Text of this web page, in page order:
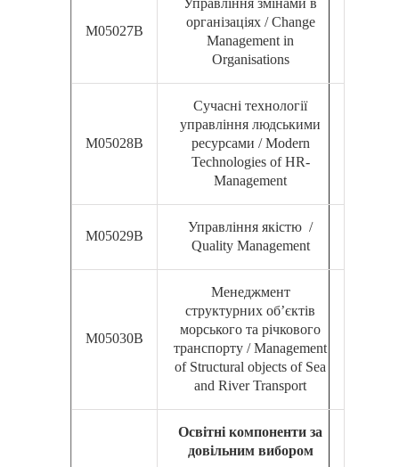
М05027В
організаціях / Change
Management in
Organisations
М05028В
Сучасні технології
управління людськими
ресурсами / Modern
Technologies of HR-
Management
М05029В
Управління якістю /
Quality Management
М05030В
Менеджмент
структурних об’єктів
морського та річкового
транспорту / Management
of Structural objects of Sea
and River Transport
Освітні компоненти за
довільним вибором